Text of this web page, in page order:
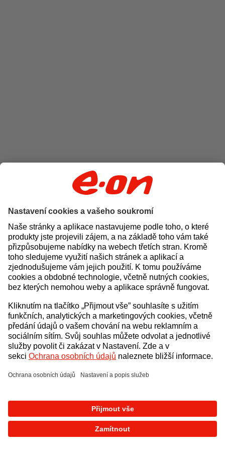
Došlo k neočekávané chybě
Zpět na úvod Zkusit znovu